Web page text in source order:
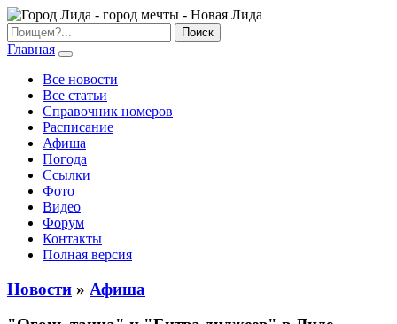
Главная
Все новости
Все статьи
Справочник номеров
Расписание
Афиша
Погода
Ссылки
Фото
Видео
Форум
Контакты
Полная версия
Новости » Афиша